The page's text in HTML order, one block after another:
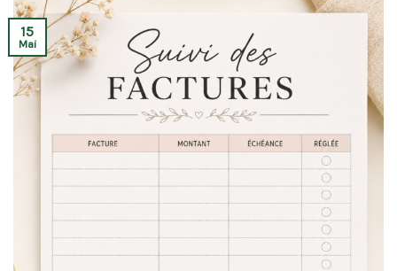
15
Mai